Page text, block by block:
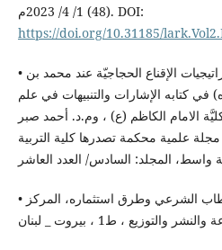
(48) 1/ 4/ 2023م. DOI:
https://doi.org/10.31185/
• حُسين و كعيّد: 2022م: استراتيجيات الإقناع الحجاجيّة عند محمد بن
بن محمّد الجرجانيّ (729ه) في كتابه الإشارات والتنبيهات في علم
الامام الكاظم (ع) ، وم.د. أحمد صبر
علمية محكمة تصدرها كلية التربية
• حمادي، 1994م: ادريس، الخطاب الشرعي وطرق استثماره، المركز